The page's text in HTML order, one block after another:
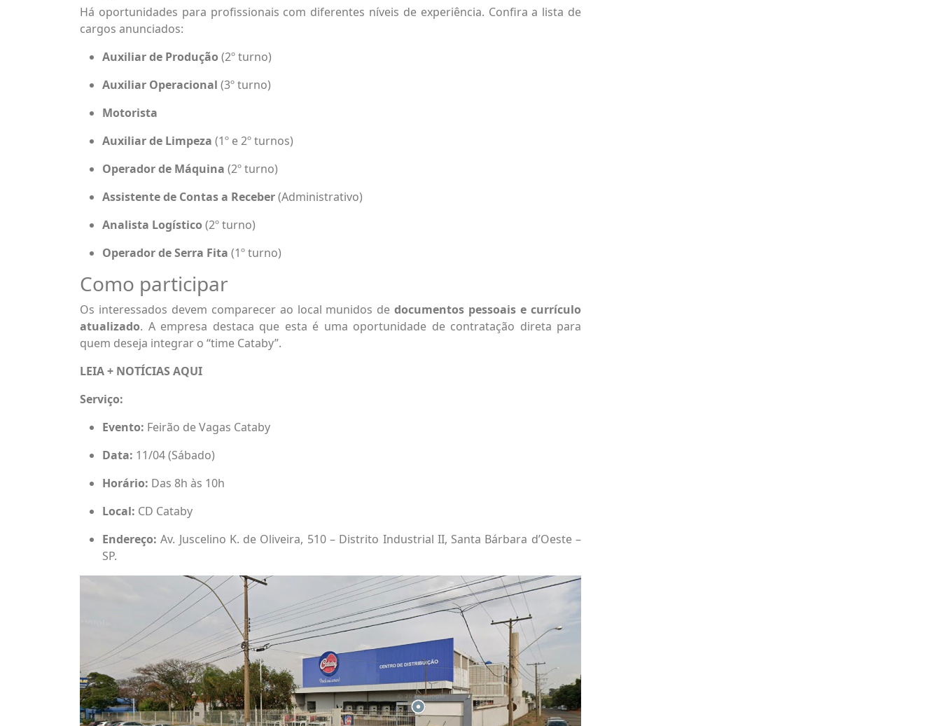
Há oportunidades para profissionais com diferentes níveis de experiência. Confira a lista de
cargos anunciados:
Auxiliar de Produção (2º turno)
Auxiliar Operacional (3º turno)
Motorista
Auxiliar de Limpeza (1º e 2º turnos)
Operador de Máquina (2º turno)
Assistente de Contas a Receber(Administrativo)
Analista Logístico (2º turno)
Operador de Serra Fita (1º turno)
Como participar
Os interessados devem comparecer ao local munidos dedocumentos pessoais e currículo
atualizado. A empresa destaca que esta é uma oportunidade de contratação direta para
quem deseja integrar o “time Cataby”.
LEIA + NOTÍCIAS AQUI
Serviço:
Evento: Feirão de Vagas Cataby
Data: 11/04 (Sábado)
Horário: Das 8h às 10h
Local: CD Cataby
Endereço: Av. Juscelino K. de Oliveira, 510 – Distrito Industrial II, Santa Bárbara d’Oeste –
SP.